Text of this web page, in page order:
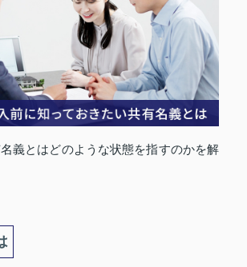
義とはどのような状態を指すのかを解